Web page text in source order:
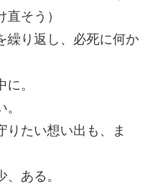
そう）
繰り返し、必死に何か
。
りたい想い出も、ま
ある。